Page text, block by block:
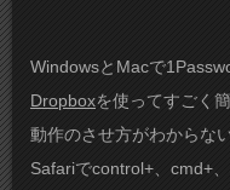
WindowsとMacで
Dropboxを使ってすごく
動作のさせ方がわからな
Safariでcontrol+、cmd+